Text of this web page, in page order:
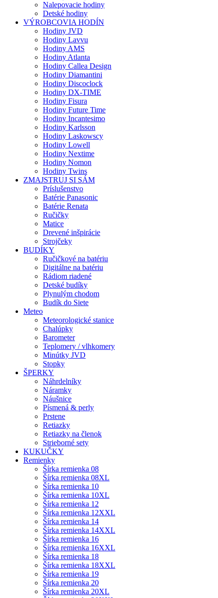
Nalepovacie hodiny
Detské hodiny
VÝROBCOVIA HODÍN
Hodiny JVD
Hodiny Lavvu
Hodiny AMS
Hodiny Atlanta
Hodiny Callea Design
Hodiny Diamantini
Hodiny Discoclock
Hodiny DX-TIME
Hodiny Fisura
Hodiny Future Time
Hodiny Incantesimo
Hodiny Karlsson
Hodiny Laskowscy
Hodiny Lowell
Hodiny Nextime
Hodiny Nomon
Hodiny Twins
ZMAJSTRUJ SI SÁM
Príslušenstvo
Batérie Panasonic
Batérie Renata
Ručičky
Matice
Drevené inšpirácie
Strojčeky
BUDÍKY
Ručičkové na batériu
Digitálne na batériu
Rádiom riadené
Detské budíky
Plynulým chodom
Budík do Siete
Meteo
Meteorologické stanice
Chalúpky
Barometer
Teplomery / vlhkomery
Minútky JVD
Stopky
ŠPERKY
Náhrdelníky
Náramky
Náušnice
Písmená & perly
Prstene
Retiazky
Retiazky na členok
Strieborné sety
KUKUČKY
Remienky
Šírka remienka 08
Šírka remienka 08XL
Šírka remienka 10
Šírka remienka 10XL
Šírka remienka 12
Šírka remienka 12XXL
Šírka remienka 14
Šírka remienka 14XXL
Šírka remienka 16
Šírka remienka 16XXL
Šírka remienka 18
Šírka remienka 18XXL
Šírka remienka 19
Šírka remienka 20
Šírka remienka 20XL